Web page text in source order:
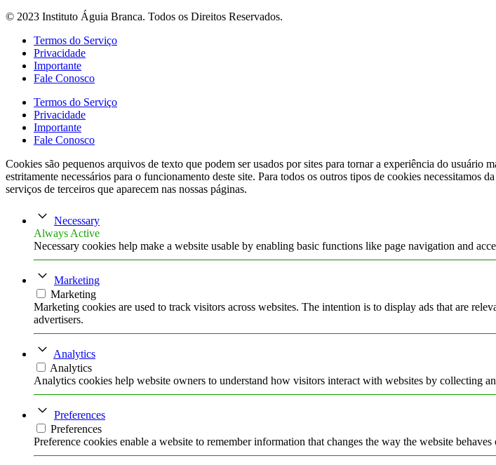
© 2023 Instituto Águia Branca. Todos os Direitos Reservados.
Termos do Serviço
Privacidade
Importante
Fale Conosco
Termos do Serviço
Privacidade
Importante
Fale Conosco
Cookies são pequenos arquivos de texto que podem ser usados por sites para tornar a experiência do usuário
estritamente necessários para o funcionamento deste site. Para todos os outros tipos de cookies
serviços de terceiros que aparecem nas nossas páginas.
Necessary
Always Active
Necessary cookies help make a website usable by enabling basic functions like page navigation and
Marketing
Marketing
Marketing cookies are used to track visitors across websites. The intention is to display ads that are
advertisers.
Analytics
Analytics
Analytics cookies help website owners to understand how visitors interact with websites by collecting
Preferences
Preferences
Preference cookies enable a website to remember information that changes the way the website